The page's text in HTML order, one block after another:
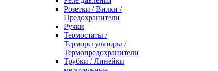
Розетки / Вилки /
Предохранители
Ручки
Термостаты /
Терморегуляторы /
Термопредохранители
Трубки / Линейки